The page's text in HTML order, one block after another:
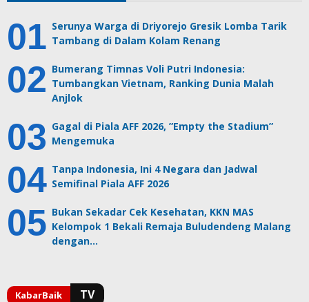
Serunya Warga di Driyorejo Gresik Lomba Tarik
Tambang di Dalam Kolam Renang
Bumerang Timnas Voli Putri Indonesia:
Tumbangkan Vietnam, Ranking Dunia Malah
Anjlok
Gagal di Piala AFF 2026, ”Empty the Stadium”
Mengemuka
Tanpa Indonesia, Ini 4 Negara dan Jadwal
Semifinal Piala AFF 2026
Bukan Sekadar Cek Kesehatan, KKN MAS
Kelompok 1 Bekali Remaja Buludendeng Malang
dengan…